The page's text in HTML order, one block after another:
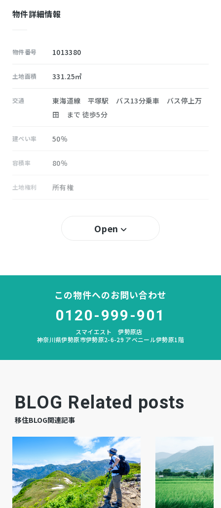
物件詳細情報
物件番号 1013380
土地面積 331.25㎡
交通
東海道線 平塚駅 バス13分乗車 バス停上万
田 まで 徒歩5分
建ぺい率 50％
容積率 80％
土地権利 所有権
なし
上水道 公共
ガス プロパン個別
都市計画 市街化区域
用途地域 1種低層
Open
この物件へのお問い合わせ
0120-999-901
スマイエスト 伊勢原店
神奈川県伊勢原市伊勢原2-6-29 アベニール伊勢原1階
BLOG Related posts
移住BLOG関連記事